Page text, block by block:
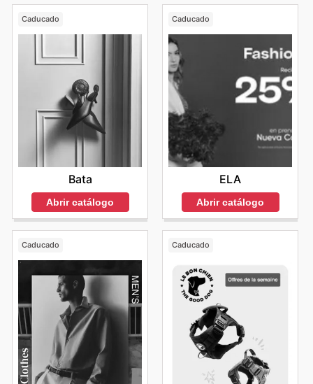
Caducado
Bata
Abrir catálogo
Caducado
ELA
Abrir catálogo
Caducado Caducado